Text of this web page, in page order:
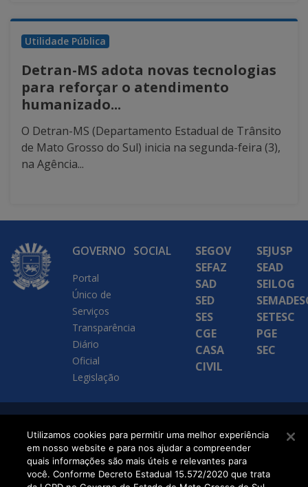
Utilidade Pública
Detran-MS adota novas tecnologias
para reforçar o atendimento
humanizado...
O Detran-MS (Departamento Estadual de Trânsito
de Mato Grosso do Sul) inicia na segunda-feira (3),
na Agência...
GOVERNO
Portal
Único de
Serviços
Transparência
Diário
Oficial
Legislação
SOCIAL
SEGOV
SEFAZ
SAD
SED
SES
CGE
CASA
CIVIL
SEJUSP
SEAD
SEILOG
SETESC
PGE
SEC
SETDIG | Secretaria-
Executiva de
Transformação Digital
Utilizamos cookies para permitir uma melhor experiência
em nosso website e para nos ajudar a compreender
quais informações são mais úteis e relevantes para
você. Conforme Decreto Estadual 15.572/2020 que trata